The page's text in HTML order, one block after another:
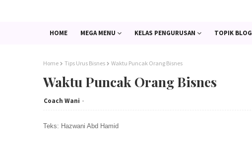
HOME MEGA MENU KELAS PENGURUSAN TOPIK BLOG
Home Tips Urus Bisnes Waktu Puncak Orang Bisnes
Waktu Puncak Orang Bisnes
Coach Wani
Teks: Hazwani Abd Hamid